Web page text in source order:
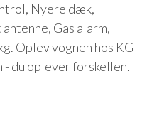
Nyere dæk,
Gas alarm,
Oplev vognen hos KG
du oplever forskellen.